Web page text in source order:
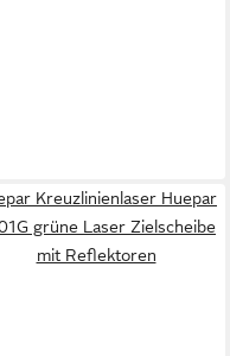
Kreuzlinienlaser Huepar
grüne Laser Zielscheibe
mit Reflektoren